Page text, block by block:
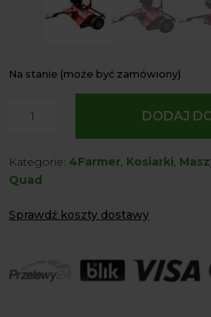
Na stanie (może być zamówiony)
Spalinowa
ATVM
Quada
&
DODAJ
Kategorie:4Farmer, Kosiarki,
Quad
Sprawdź koszty dostawy
Agrol transport: 200 zł
Agrol transport gabaryty: ustalane